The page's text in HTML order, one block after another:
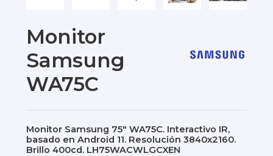
Monitor
Samsung
WA75C
Monitor Samsung 75" WA75C. Interactivo IR,
basado en Android 11. Resolución 3840x2160.
Brillo 400cd. LH75WACWLGCXEN